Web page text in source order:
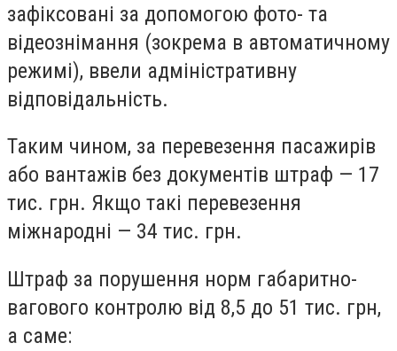
зафіксовані за допомогою фото- та
відеознімання (зокрема в автоматичному
режимі), ввели адміністративну
відповідальність.
Таким чином, за перевезення пасажирів
або вантажів без документів штраф — 17
тис. грн. Якщо такі перевезення
міжнародні — 34 тис. грн.
Штраф за порушення норм габаритно-
вагового контролю від 8,5 до 51 тис. грн,
а саме: